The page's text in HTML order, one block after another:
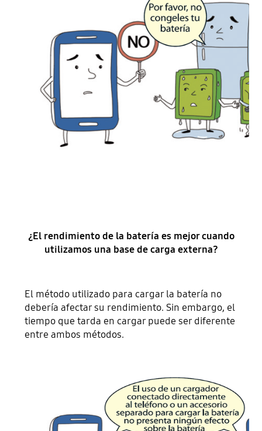
¿El rendimiento de la batería es mejor cuando
utilizamos una base de carga externa?
El método utilizado para cargar la batería no
debería afectar su rendimiento. Sin embargo, el
tiempo que tarda en cargar puede ser diferente
entre ambos métodos.